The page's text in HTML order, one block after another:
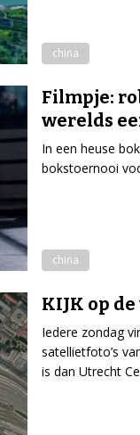
china
Filmpje:
werelds
In een heuse
bokstoernooi
china
KIJK op
Iedere zondag
satellietfoto’s
is dan Utrecht